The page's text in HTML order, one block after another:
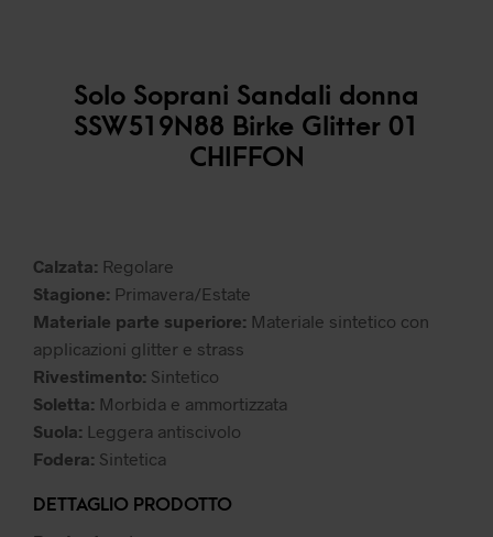
Solo Soprani Sandali donna
SSW519N88 Birke Glitter 01
CHIFFON
Calzata: Regolare
Stagione: Primavera/Estate
Materiale parte superiore: Materiale sintetico con
applicazioni glitter e strass
Rivestimento: Sintetico
Soletta: Morbida e ammortizzata
Suola: Leggera antiscivolo
Fodera: Sintetica
DETTAGLIO PRODOTTO